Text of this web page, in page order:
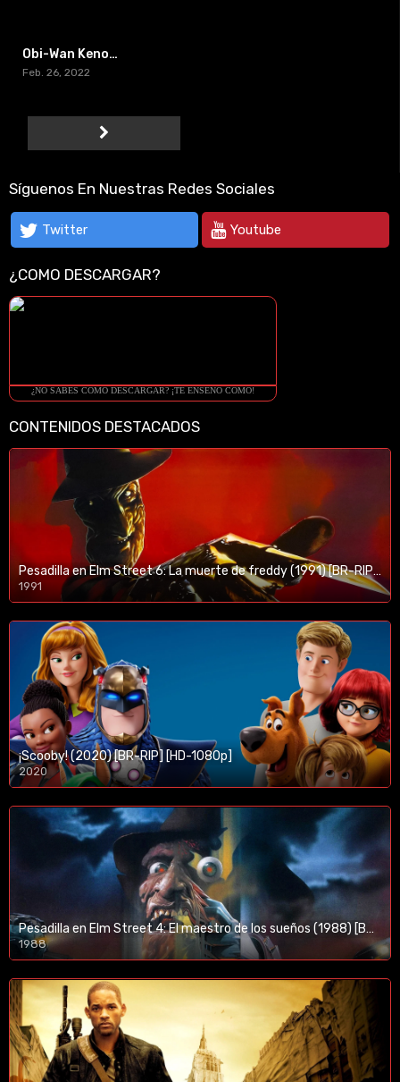
Obi-Wan Kenobi Temporada 1
Feb. 26, 2022
Síguenos En Nuestras Redes Sociales
Twitter Youtube
¿COMO DESCARGAR?
¿NO SABES COMO DESCARGAR? ¡TE ENSEÑO COMO!
CONTENIDOS DESTACADOS
Pesadilla en Elm Street 6: La muerte de freddy (1991) [BR-RIP] [HD-1080p]
1991
¡Scooby! (2020) [BR-RIP] [HD-1080p]
2020
1080p/720p
Pesadilla en Elm Street 4: El maestro de los sueños (1988) [BR-RIP] [HD-1080p]
1988